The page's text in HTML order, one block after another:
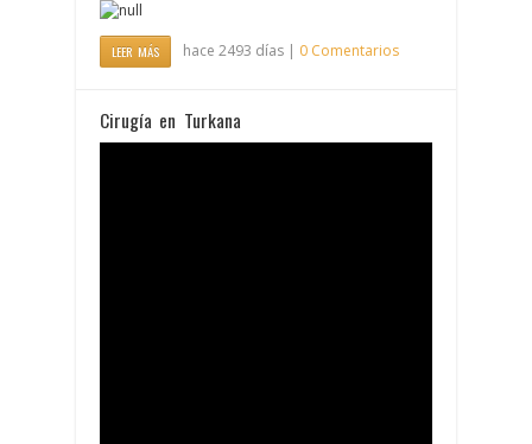
LEER MÁS hace 2493 días | 0 Comentarios
Cirugía en Turkana